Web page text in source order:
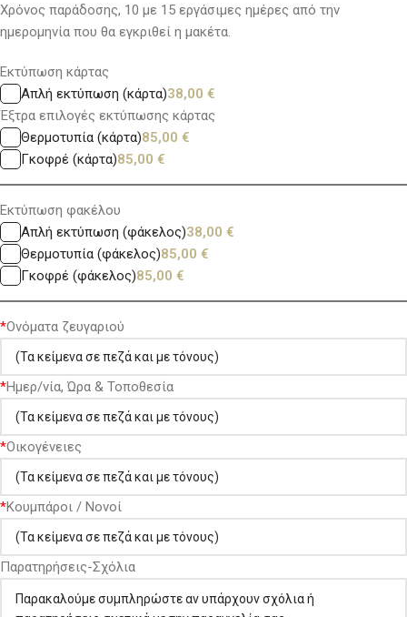
Χρόνος παράδοσης, 10 με 15 εργάσιμες ημέρες από την
ημερομηνία που θα εγκριθεί η μακέτα.
Εκτύπωση κάρτας
Απλή εκτύπωση (κάρτα)38,00 €
Έξτρα επιλογές εκτύπωσης κάρτας
Θερμοτυπία (κάρτα)85,00 €
Γκοφρέ (κάρτα)85,00 €
Εκτύπωση φακέλου
Απλή εκτύπωση (φάκελος)38,00 €
Θερμοτυπία (φάκελος)85,00 €
Γκοφρέ (φάκελος)85,00 €
*Ονόματα ζευγαριού
*Ημερ/νία, Ώρα & Τοποθεσία
*Οικογένειες
*Κουμπάροι / Νονοί
Παρατηρήσεις-Σχόλια